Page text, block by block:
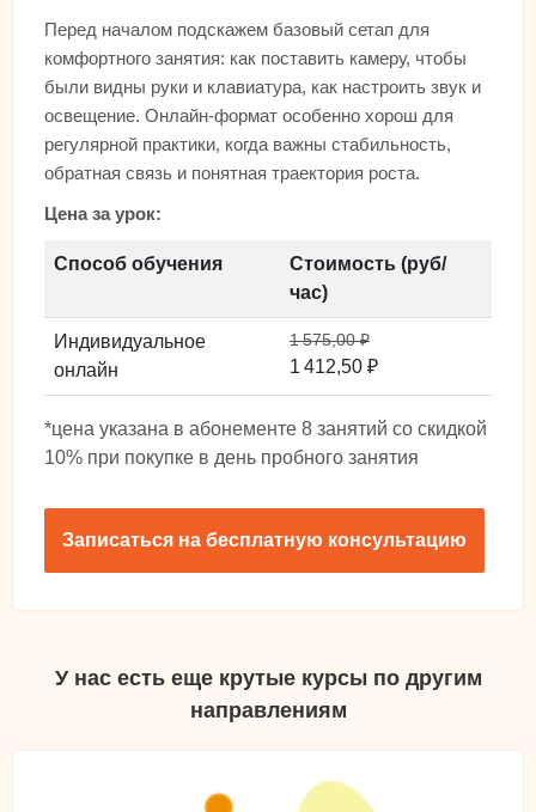
Перед началом подскажем базовый сетап для
комфортного занятия: как поставить камеру, чтобы
были видны руки и клавиатура, как настроить звук и
освещение. Онлайн-формат особенно хорош для
регулярной практики, когда важны стабильность,
обратная связь и понятная траектория роста.
Цена за урок:
Способ обучения
Стоимость (руб/
час)
Индивидуальное
онлайн
1 575,00 ₽
1 412,50 ₽
*цена указана в абонементе 8 занятий со скидкой
10% при покупке в день пробного занятия
Записаться на бесплатную консультацию
У нас есть еще крутые курсы по другим
направлениям